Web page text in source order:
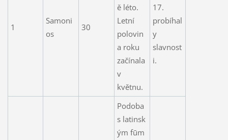
1
Samoni
os
30
ě léto.
Letní
polovin
a roku
začínala
v
květnu.
17.
probíhal
y
slavnost
i.
Podoba
s latinsk
ým fūm